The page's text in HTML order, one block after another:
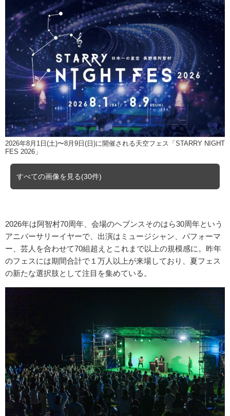
2026年8月1日(土)〜8月9日(日)に開催される天空フェス「STARRY NIGHT
FES 2026」
すべての画像を見る(30件)
2026年は阿智村70周年、会場のヘブンスそのはら30周年という
アニバーサリーイヤーで、出演はミュージシャン、パフォーマ
ー、芸人を合わせて70組超えとこれまで以上の規模感に。昨年
のフェスには期間合計で１万人以上が来場しており、夏フェス
の新たな選択肢として注目を集めている。